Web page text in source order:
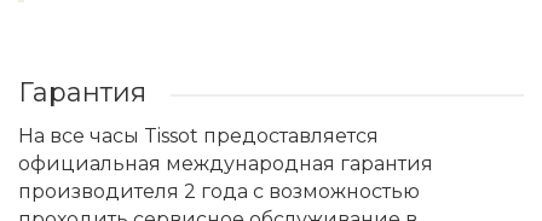
Гарантия
На все часы Tissot предоставляется
официальная международная гарантия
производителя 2 года с возможностью